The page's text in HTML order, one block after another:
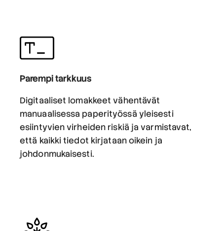
Parempi tarkkuus
Digitaaliset lomakkeet vähentävät
manuaalisessa paperityössä yleisesti
esiintyvien virheiden riskiä ja varmistavat,
että kaikki tiedot kirjataan oikein ja
johdonmukaisesti.